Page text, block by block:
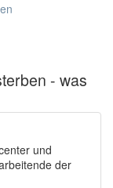
- was
und
der